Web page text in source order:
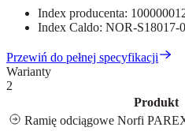
Index producenta:
Index Caldo: NOR-S18017-
Przewiń do pełnej specyfikacji
Warianty
2
Produkt
Ramię odciągowe Norfi